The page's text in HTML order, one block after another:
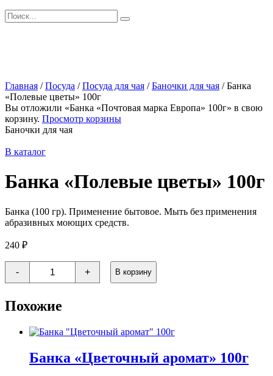
Искать:
Главная /Посуда /Посуда для чая /Баночки для чая /Банка
«Полевые цветы» 100г
Вы отложили «Банка «Почтовая марка Европа» 100г» в свою
корзину. Просмотр корзины
Баночки для чая
В каталог
Банка «Полевые цветы» 100г
Банка (100 гр). Применение бытовое. Мыть без применения
абразивных моющих средств.
240 ₽
-
Количество
товара
Банка
цветы"
100г
+ В корзину
Похожие
Банка «Цветочный аромат» 100г